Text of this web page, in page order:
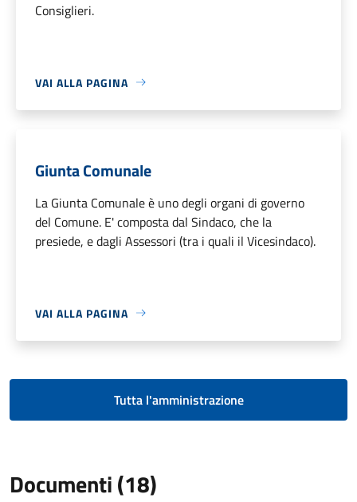
Consiglieri.
VAI ALLA PAGINA
Giunta Comunale
La Giunta Comunale è uno degli organi di governo
del Comune. E' composta dal Sindaco, che la
presiede, e dagli Assessori (tra i quali il Vicesindaco).
VAI ALLA PAGINA
Tutta l'amministrazione
Documenti (18)